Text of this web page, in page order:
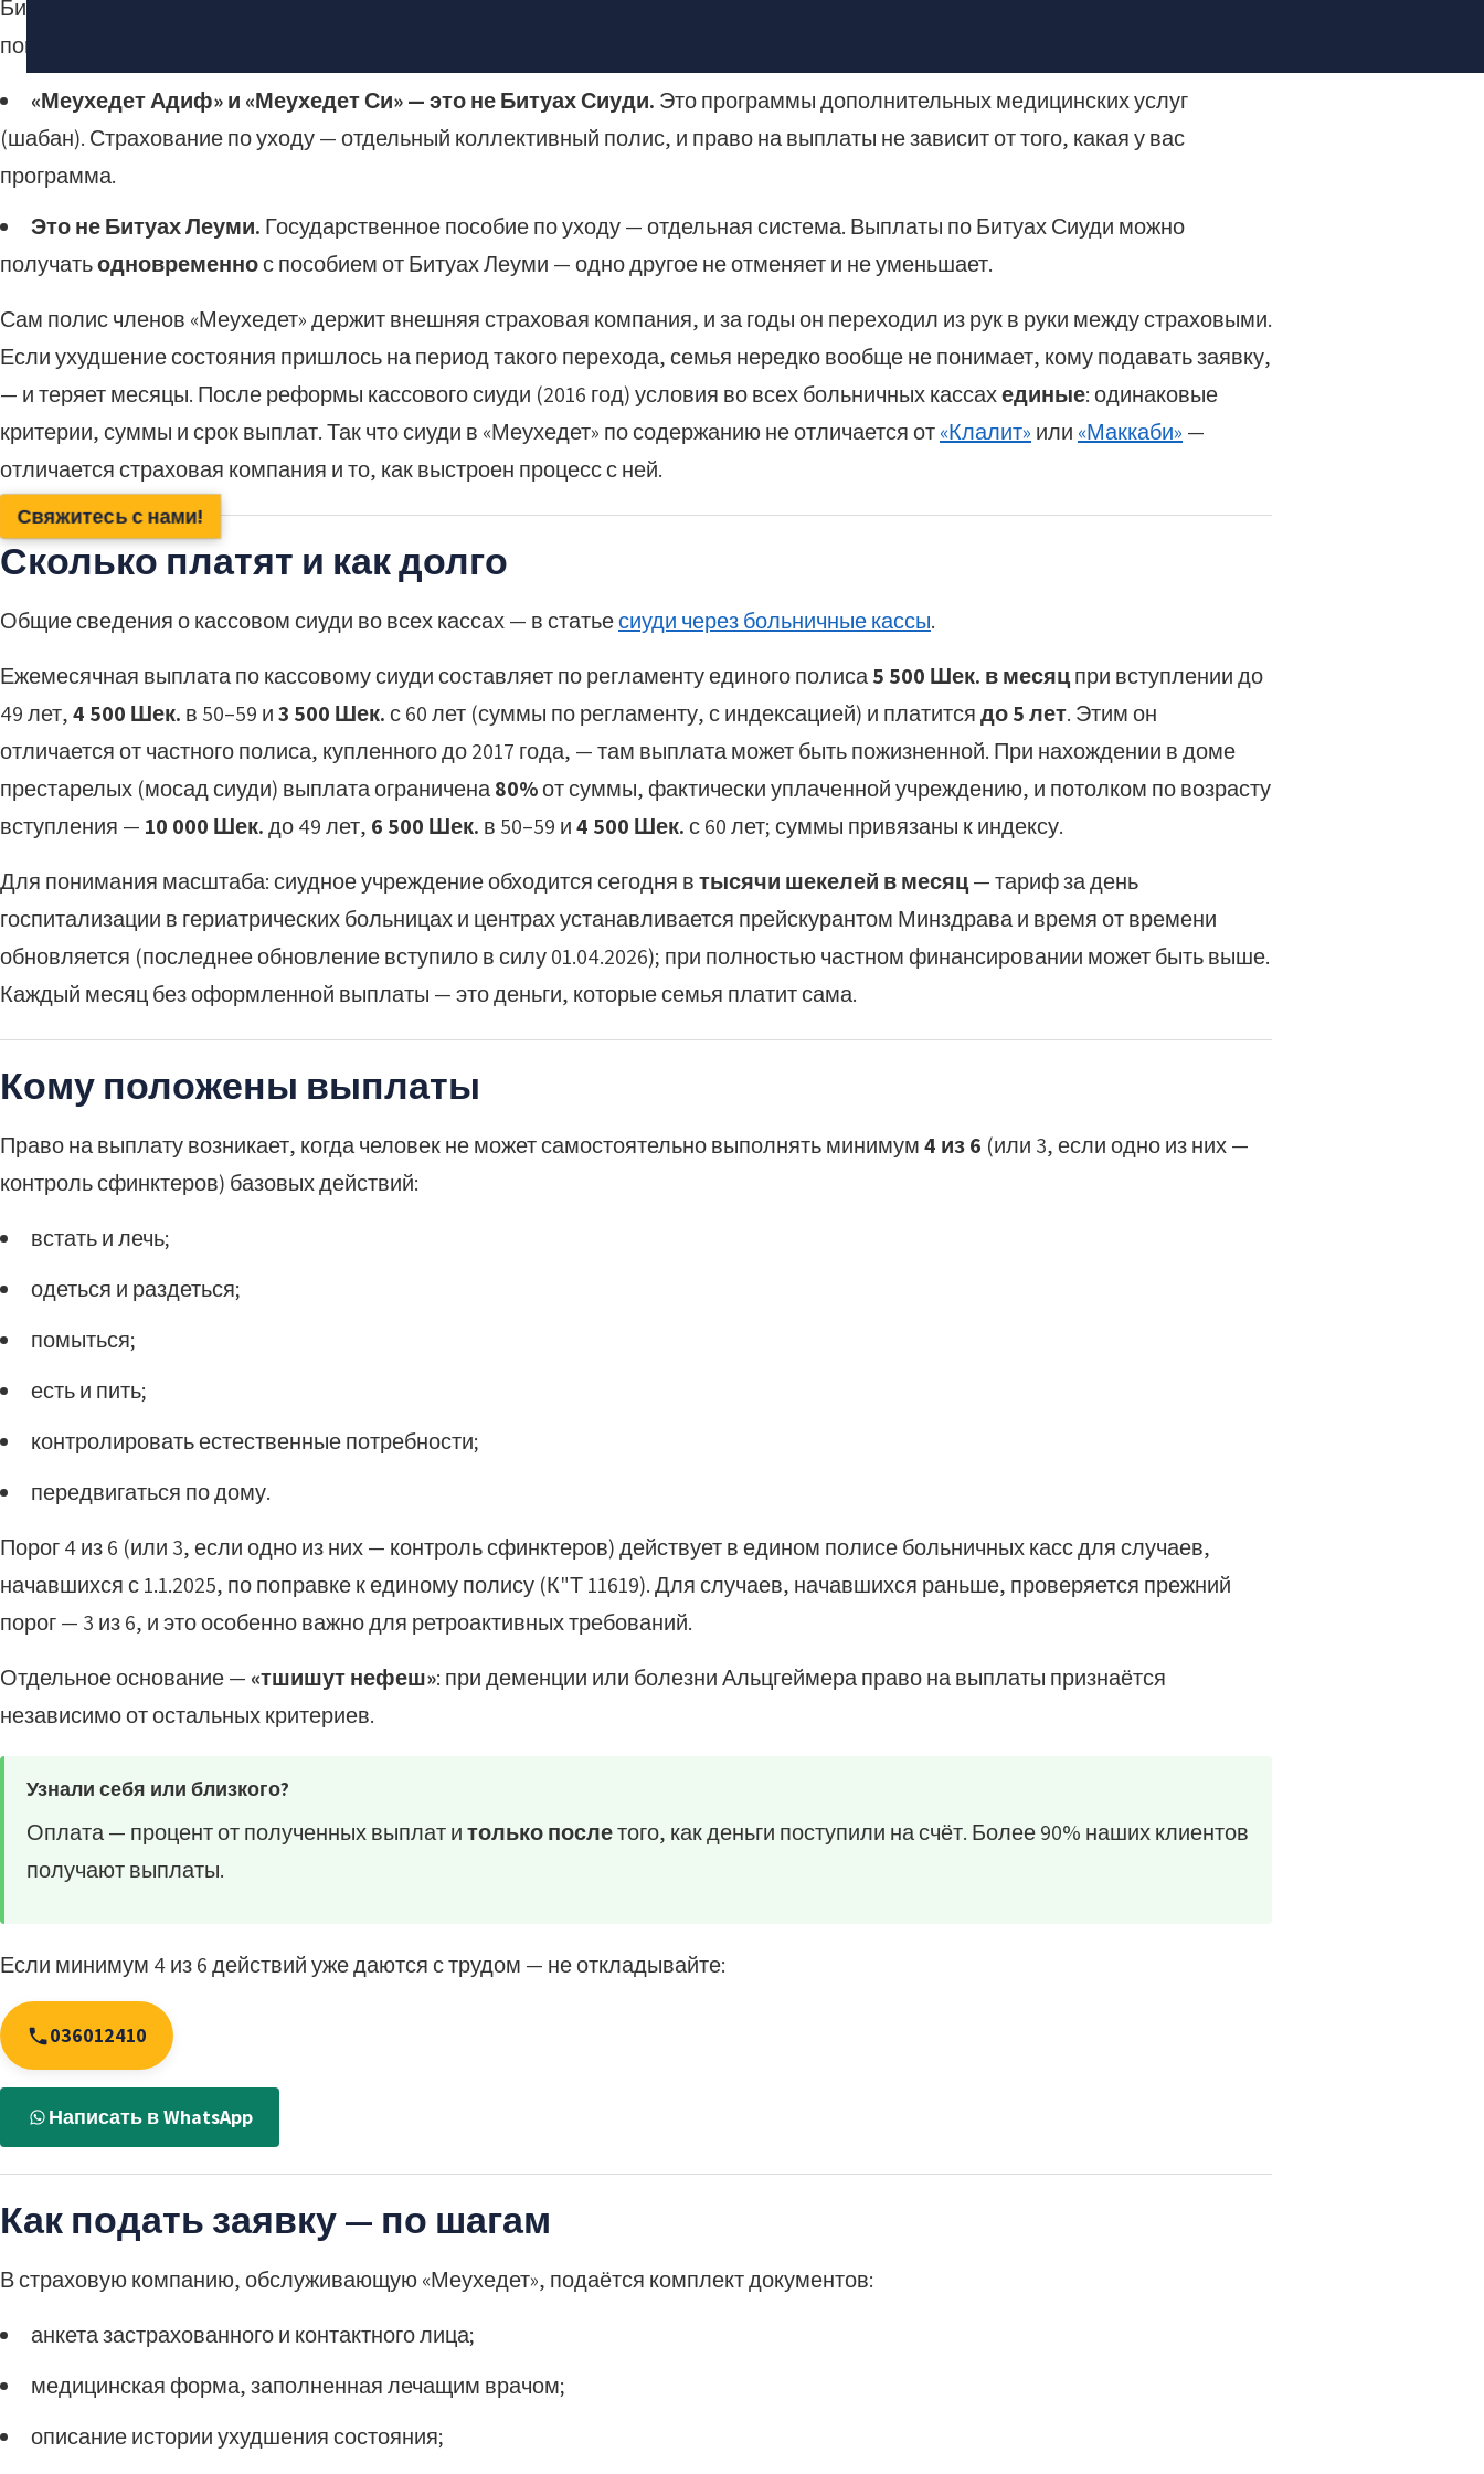
Битуах Сиуди — это страхование на случай, когда человек теряет самостоятельность и нуждается в постоянной помощи в
повседневных действиях. Сразу разведём два понятия, которые путают чаще всего:
«Меухедет Адиф» и «Меухедет Си» — это не Битуах Сиуди. Это программы дополнительных медицинских услуг
(шабан). Страхование по уходу — отдельный коллективный полис, и право на выплаты не зависит от того, какая у вас
программа.
Это не Битуах Леуми. Государственное пособие по уходу — отдельная система. Выплаты по Битуах Сиуди можно
получатьодновременнос пособием от Битуах Леуми — одно другое не отменяет и не уменьшает.
Сам полис членов «Меухедет» держит внешняя страховая компания, и за годы он переходил из рук в руки между страховыми.
Если ухудшение состояния пришлось на период такого перехода, семья нередко вообще не понимает, кому подавать заявку,
— и теряет месяцы. После реформы кассового сиуди (2016 год) условия во всех больничных кассахединые: одинаковые
критерии, суммы и срок выплат. Так что сиуди в «Меухедет» по содержанию не отличается от«Клалит» или «Маккаби» —
отличается страховая компания и то, как выстроен процесс с ней.
Сколько платят и как долго
Общие сведения о кассовом сиуди во всех кассах — в статьесиуди через больничные кассы.
Ежемесячная выплата по кассовому сиуди составляет по регламенту единого полиса5 500 Шек. в месяцпри вступлении до
49 лет,4 500 Шек. в 50–59 и3 500 Шек.с 60 лет (суммы по регламенту, с индексацией) и платитсядо 5 лет. Этим он
отличается от частного полиса, купленного до 2017 года, — там выплата может быть пожизненной. При нахождении в доме
престарелых (мосад сиуди) выплата ограничена80%от суммы, фактически уплаченной учреждению, и потолком по возрасту
вступления — 10 000 Шек.до 49 лет, 6 500 Шек. в 50–59 и4 500 Шек.с 60 лет; суммы привязаны к индексу.
Для понимания масштаба: сиудное учреждение обходится сегодня втысячи шекелей в месяц— тариф за день
госпитализации в гериатрических больницах и центрах устанавливается прейскурантом Минздрава и время от времени
обновляется (последнее обновление вступило в силу 01.04.2026); при полностью частном финансировании может быть выше.
Каждый месяц без оформленной выплаты — это деньги, которые семья платит сама.
Кому положены выплаты
Право на выплату возникает, когда человек не может самостоятельно выполнять минимум4 из 6 (или 3, если одно из них —
контроль сфинктеров) базовых действий:
встать и лечь;
одеться и раздеться;
помыться;
есть и пить;
контролировать естественные потребности;
передвигаться по дому.
Порог 4 из 6 (или 3, если одно из них — контроль сфинктеров) действует в едином полисе больничных касс для случаев,
начавшихся с 1.1.2025, по поправке к единому полису (К"Т 11619). Для случаев, начавшихся раньше, проверяется прежний
порог — 3 из 6, и это особенно важно для ретроактивных требований.
Отдельное основание — «тшишут нефеш»: при деменции или болезни Альцгеймера право на выплаты признаётся
независимо от остальных критериев.
Узнали себя или близкого?
Оплата — процент от полученных выплат итолько послетого, как деньги поступили на счёт. Более 90% наших клиентов
получают выплаты.
Если минимум 4 из 6 действий уже даются с трудом — не откладывайте:
036012410
Написать в WhatsApp
Как подать заявку — по шагам
В страховую компанию, обслуживающую «Меухедет», подаётся комплект документов:
анкета застрахованного и контактного лица;
медицинская форма, заполненная лечащим врачом;
описание истории ухудшения состояния;
Свяжитесь с нами!